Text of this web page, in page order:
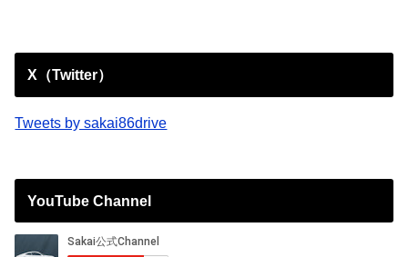
X（Twitter）
Tweets by sakai86drive
YouTube Channel